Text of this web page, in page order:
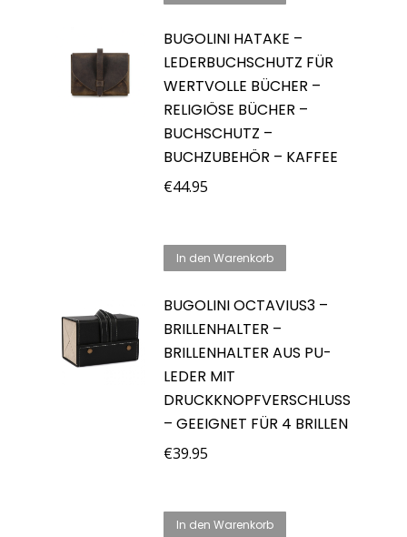
BUGOLINI HATAKE –
LEDERBUCHSCHUTZ FÜR
WERTVOLLE BÜCHER –
RELIGIÖSE BÜCHER –
BUCHSCHUTZ –
BUCHZUBEHÖR – KAFFEE
€44.95
In den Warenkorb
BUGOLINI OCTAVIUS3 –
BRILLENHALTER –
BRILLENHALTER AUS PU-
LEDER MIT
DRUCKKNOPFVERSCHLUSS
– GEEIGNET FÜR 4 BRILLEN
€39.95
In den Warenkorb